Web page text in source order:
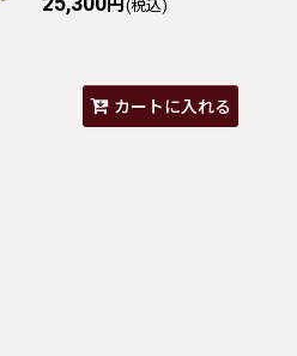
円 (税込)
カートに入れる